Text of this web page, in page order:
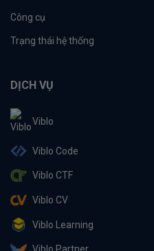
Công cụ
Trạng thái hệ thống
DỊCH VỤ
Viblo
Viblo Code
Viblo CTF
Viblo CV
Viblo Learning